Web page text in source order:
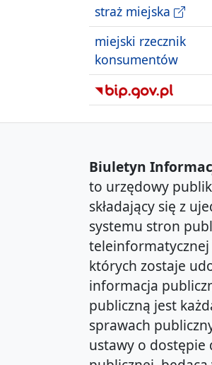
straż miejska
miejski rzecznik
konsumentów
Biuletyn
to urzędowy
składający się z
systemu stron
których zostaje
informacja
publiczną jest
sprawach
ustawy o